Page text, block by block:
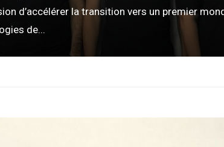
d’accélérer la transition vers un premier
de...